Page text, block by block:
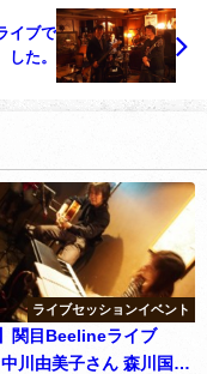
イブで
した。
ライブセッションイベント
関目Beelineライブ
中川由美子さん 森川国彦